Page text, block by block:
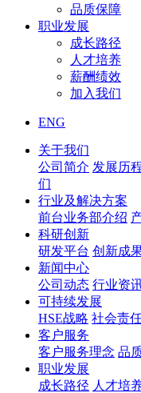
品质保障
职业发展
成长路径
人才培养
薪酬绩效
加入我们
ENG
关于我们
公司简介 发展历
们
行业及解决方案
前台业务部介绍
科研创新
研发平台 创新成
新闻中心
公司动态 行业资
可持续发展
HSE战略 社会责
客户服务
客户服务理念 品
职业发展
成长路径 人才培